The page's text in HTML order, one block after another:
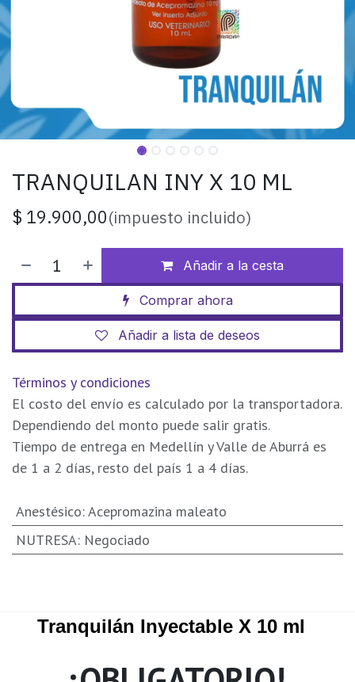
TRANQUILAN INY X 10 ML
$ 19.900,00(impuesto incluido)
Añadir a la cesta
Comprar ahora
Añadir a lista de deseos
Términos y condiciones
El costo del envío es calculado por la transportadora.
Dependiendo del monto puede salir gratis.
Tiempo de entrega en Medellín y Valle de Aburrá es
de 1 a 2 días, resto del país 1 a 4 días.
Anestésico:Acepromazina maleato
NUTRESA: Negociado
Tranquilán Inyectable X 10 ml